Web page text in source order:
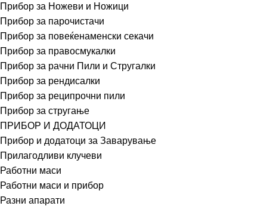
Прибор за Ножеви и Ножици
Прибор за парочистачи
Прибор за повеќенаменски секачи
Прибор за правосмукалки
Прибор за рачни Пили и Стругалки
Прибор за рендисалки
Прибор за реципрочни пили
Прибор за стругање
ПРИБОР И ДОДАТОЦИ
Прибор и додатоци за Заварување
Прилагодливи клучеви
Работни маси
Работни маси и прибор
Разни апарати